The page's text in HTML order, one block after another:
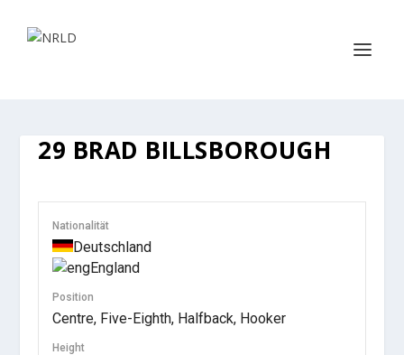
29 BRAD BILLSBOROUGH
Nationalität
Deutschland
England
Position
Centre, Five-Eighth, Halfback, Hooker
Height